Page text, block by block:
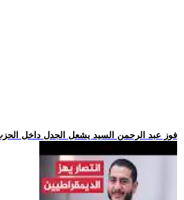
.. فوز عبد الرحمن السيد يشعل الجدل داخل